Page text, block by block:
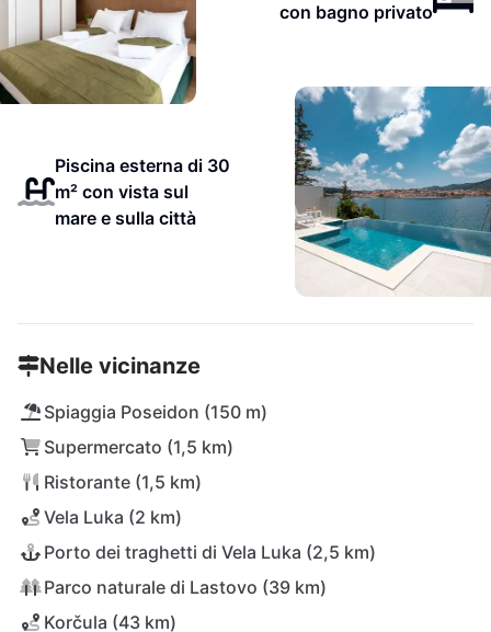
con bagno privato
Piscina esterna di 30
m² con vista sul
mare e sulla città
Nelle vicinanze
Spiaggia Poseidon (150 m)
Supermercato (1,5 km)
Ristorante (1,5 km)
Vela Luka (2 km)
Porto dei traghetti di Vela Luka (2,5 km)
Parco naturale di Lastovo (39 km)
Korčula (43 km)